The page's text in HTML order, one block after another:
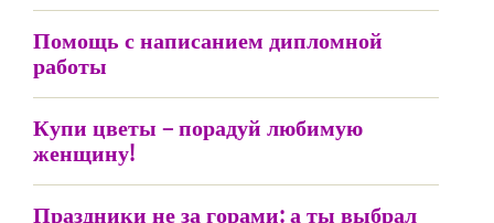
Помощь с написанием дипломной
работы
Купи цветы – порадуй любимую
женщину!
Праздники не за горами: а ты выбрал